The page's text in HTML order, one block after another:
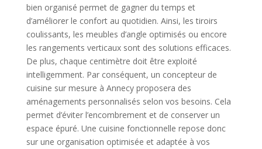
bien organisé permet de gagner du temps et
d’améliorer le confort au quotidien. Ainsi, les tiroirs
coulissants, les meubles d’angle optimisés ou encore
les rangements verticaux sont des solutions efficaces.
De plus, chaque centimètre doit être exploité
intelligemment. Par conséquent, un concepteur de
cuisine sur mesure à Annecy proposera des
aménagements personnalisés selon vos besoins. Cela
permet d’éviter l’encombrement et de conserver un
espace épuré. Une cuisine fonctionnelle repose donc
sur une organisation optimisée et adaptée à vos